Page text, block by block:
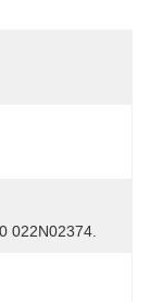
022N02374.